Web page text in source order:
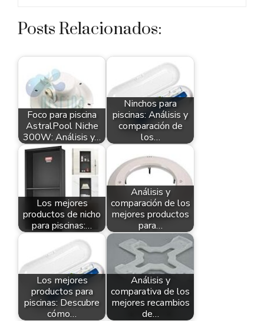
Posts Relacionados:
Foco para piscina
AstralPool Niche
300W: Análisis y…
Ninchos para
piscinas: Análisis y
comparación de
los…
Los mejores
productos de nicho
para piscinas:…
Análisis y
comparación de los
mejores productos
para…
Los mejores
productos para
piscinas: Descubre
cómo…
Análisis y
comparativa de los
mejores recambios
de…